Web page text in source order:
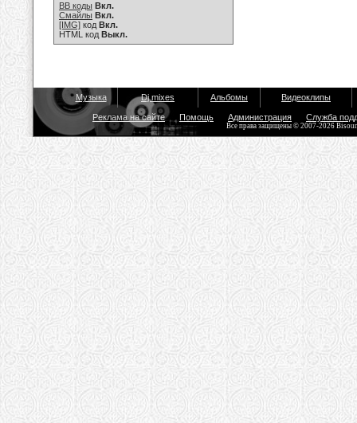
BB коды Вкл.
Смайлы Вкл.
[IMG] код Вкл.
HTML код Выкл.
Музыка Dj mixes Альбомы Видеоклипы
Реклама на сайте Помощь Администрация Служба
Все права защищены © 2007-2026